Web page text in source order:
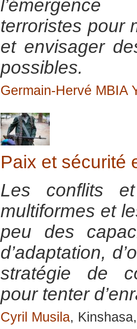
terroristes pour
et envisager
possibles.
Germain-Hervé MBIA
Paix et sécurité
Les conflits
multiformes et
peu des
d’adaptation,
stratégie de
pour tenter
Cyril Musila,